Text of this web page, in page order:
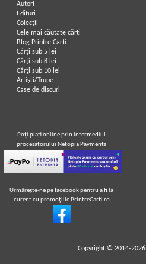
Autori
Edituri
Colecții
Cele mai căutate cărți
Blog Printre Carti
Cărţi sub 5 lei
Cărţi sub 8 lei
Cărţi sub 10 lei
Artiști/Trupe
Case de discuri
Poţi plăti online prin intermediul
procesatorului Netopia Payments
Urmăreşte-ne pe facebook pentru a fi la
curent cu promoţiile PrintreCarti.ro
Copyright © 2014-2026